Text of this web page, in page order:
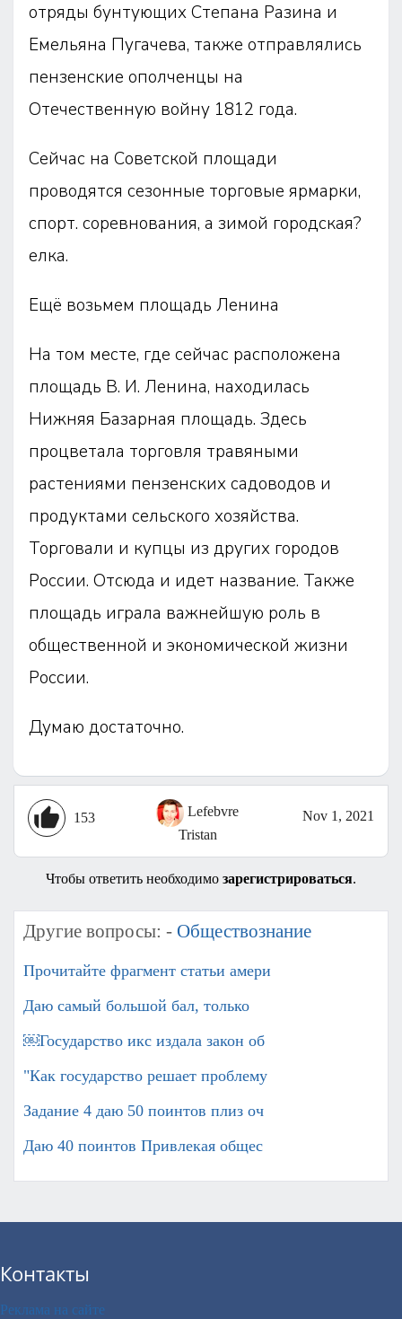
отряды бунтующих Степана Разина и
Емельяна Пугачева, также отправлялись
пензенские ополченцы на
Отечественную войну 1812 года.
Сейчас на Советской площади
проводятся сезонные торговые ярмарки,
спорт. соревнования, а зимой городская?
елка.
Ещё возьмем площадь Ленина
На том месте, где сейчас расположена
площадь В. И. Ленина, находилась
Нижняя Базарная площадь. Здесь
процветала торговля травяными
растениями пензенских садоводов и
продуктами сельского хозяйства.
Торговали и купцы из других городов
России. Отсюда и идет название. Также
площадь играла важнейшую роль в
общественной и экономической жизни
России.
Думаю достаточно.
153
Lefebvre
Tristan
Nov 1, 2021
Чтобы ответить необходимо зарегистрироваться.
Другие вопросы: - Обществознание
Прочитайте фрагмент статьи амери
Даю самый большой бал, только
￼Государство икс издала закон об
"Как государство решает проблему
Задание 4 даю 50 поинтов плиз оч
Даю 40 поинтов Привлекая общес
Контакты
Реклама на сайте